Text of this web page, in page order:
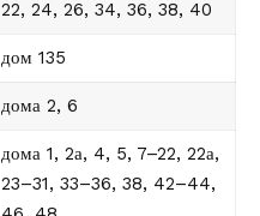
22, 24, 26, 34, 36, 38, 40
дом 135
дома 2, 6
дома 1, 2а, 4, 5, 7–22, 22а,
23–31, 33–36, 38, 42–44,